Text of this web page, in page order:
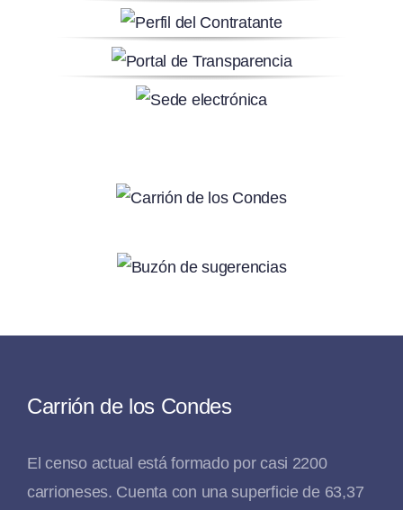
Carrión de los Condes
El censo actual está formado por casi 2200
carrioneses. Cuenta con una superficie de 63,37